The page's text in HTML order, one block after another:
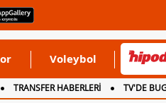
Voleybol
TRANSFER HABERLERİ
TV'DE